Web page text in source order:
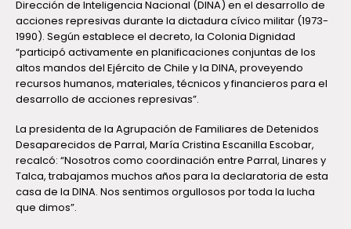
Dirección de Inteligencia Nacional (DINA) en el desarrollo de
acciones represivas durante la dictadura cívico militar (1973-
1990). Según establece el decreto, la Colonia Dignidad
“participó activamente en planificaciones conjuntas de los
altos mandos del Ejército de Chile y la DINA, proveyendo
recursos humanos, materiales, técnicos y financieros para el
desarrollo de acciones represivas”.
La presidenta de la Agrupación de Familiares de Detenidos
Desaparecidos de Parral, María Cristina Escanilla Escobar,
recalcó: “Nosotros como coordinación entre Parral, Linares y
Talca, trabajamos muchos años para la declaratoria de esta
casa de la DINA. Nos sentimos orgullosos por toda la lucha
que dimos”.